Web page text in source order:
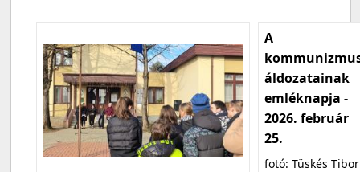
A
áldozatainak
emléknapja -
2026. február
25.
fotó: Tüskés Tibor